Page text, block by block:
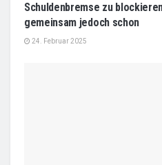
Schuldenbremse zu
gemeinsam jedoch schon
24. Februar 2025